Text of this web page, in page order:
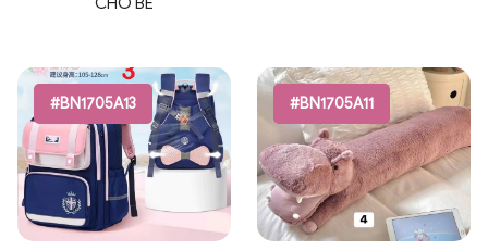
#BN1705A13 #BN1705A11